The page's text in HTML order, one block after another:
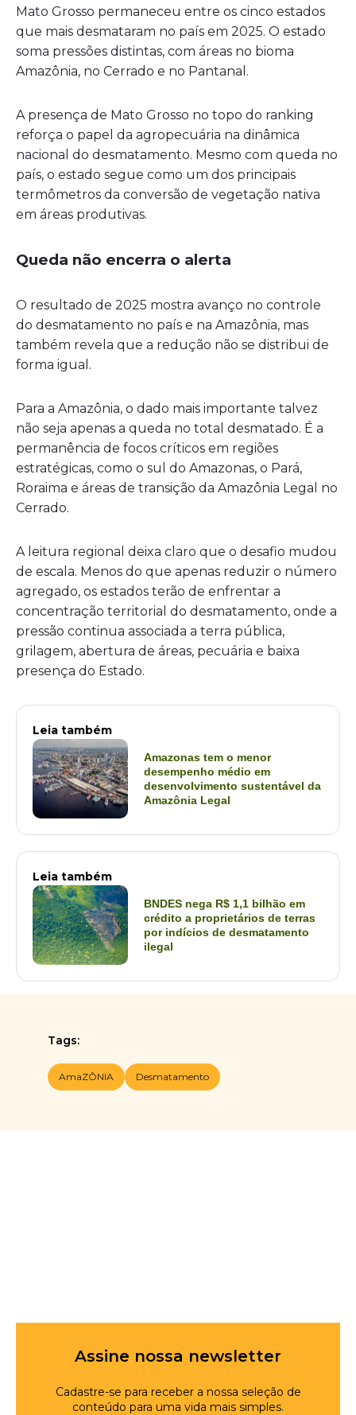
Mato Grosso permaneceu entre os cinco estados
que mais desmataram no país em 2025. O estado
soma pressões distintas, com áreas no bioma
Amazônia, no Cerrado e no Pantanal.
A presença de Mato Grosso no topo do ranking
reforça o papel da agropecuária na dinâmica
nacional do desmatamento. Mesmo com queda no
país, o estado segue como um dos principais
termômetros da conversão de vegetação nativa
em áreas produtivas.
Queda não encerra o alerta
O resultado de 2025 mostra avanço no controle
do desmatamento no país e na Amazônia, mas
também revela que a redução não se distribui de
forma igual.
Para a Amazônia, o dado mais importante talvez
não seja apenas a queda no total desmatado. É a
permanência de focos críticos em regiões
estratégicas, como o sul do Amazonas, o Pará,
Roraima e áreas de transição da Amazônia Legal no
Cerrado.
A leitura regional deixa claro que o desafio mudou
de escala. Menos do que apenas reduzir o número
agregado, os estados terão de enfrentar a
concentração territorial do desmatamento, onde a
pressão continua associada a terra pública,
grilagem, abertura de áreas, pecuária e baixa
presença do Estado.
Leia também
Amazonas tem o menor
desempenho médio em
desenvolvimento sustentável da
Amazônia Legal
Leia também
BNDES nega R$ 1,1 bilhão em
crédito a proprietários de terras
por indícios de desmatamento
ilegal
Tags:
AmaZÔNIA Desmatamento
Assine nossa newsletter
Cadastre-se para receber a nossa seleção de
conteúdo para uma vida mais simples.